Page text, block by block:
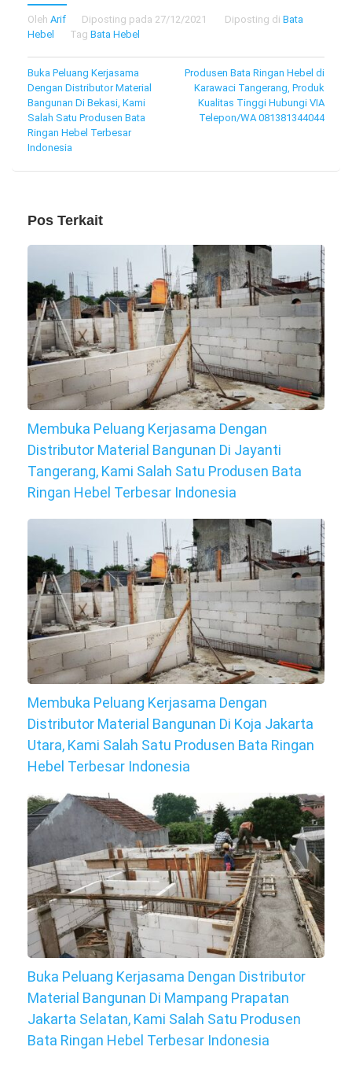
Oleh Arif Diposting pada 27/12/2021 Diposting di Bata
Hebel
Tag Bata Hebel
Navigasi
pos
Buka Peluang Kerjasama
Dengan Distributor Material
Bangunan Di Bekasi, Kami
Salah Satu Produsen Bata
Ringan Hebel Terbesar
Indonesia
Produsen Bata Ringan Hebel di
Karawaci Tangerang, Produk
Kualitas Tinggi Hubungi VIA
Telepon/WA 081381344044
Pos Terkait
Membuka Peluang Kerjasama Dengan
Distributor Material Bangunan Di Jayanti
Tangerang, Kami Salah Satu Produsen Bata
Ringan Hebel Terbesar Indonesia
Membuka Peluang Kerjasama Dengan
Distributor Material Bangunan Di Koja Jakarta
Utara, Kami Salah Satu Produsen Bata Ringan
Hebel Terbesar Indonesia
Buka Peluang Kerjasama Dengan Distributor
Material Bangunan Di Mampang Prapatan
Jakarta Selatan, Kami Salah Satu Produsen
Bata Ringan Hebel Terbesar Indonesia